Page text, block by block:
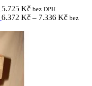
5.725 Kč bez DPH
6.372 Kč – 7.336 Kč bez